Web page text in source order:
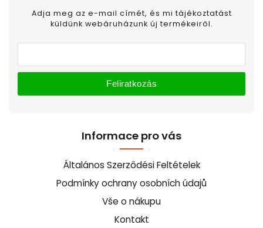
Informace pro vás
Általános Szerződési Feltételek
Podmínky ochrany osobních údajů
Vše o nákupu
Kontakt
Adja meg az e-mail címét, és mi tájékoztatást
küldünk webáruházunk új termékeiről.
Feliratkozás